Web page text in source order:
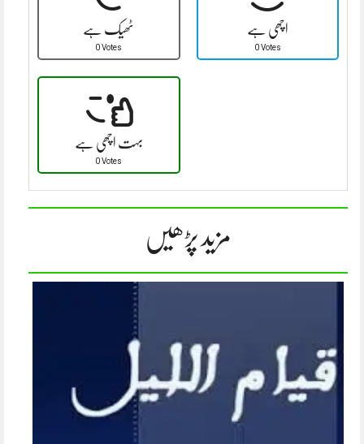
ٹھیک ہے
0 Votes
اچھی ہے
0 Votes
بہت اچھی ہے
0 Votes
مزید پڑھیں